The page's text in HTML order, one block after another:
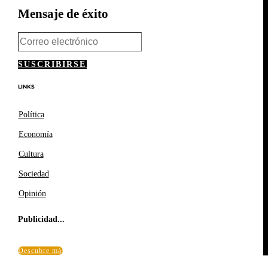
Mensaje de éxito
SUSCRIBIRSE
LINKS
Política
Economía
Cultura
Sociedad
Opinión
Publicidad...
Descubre más